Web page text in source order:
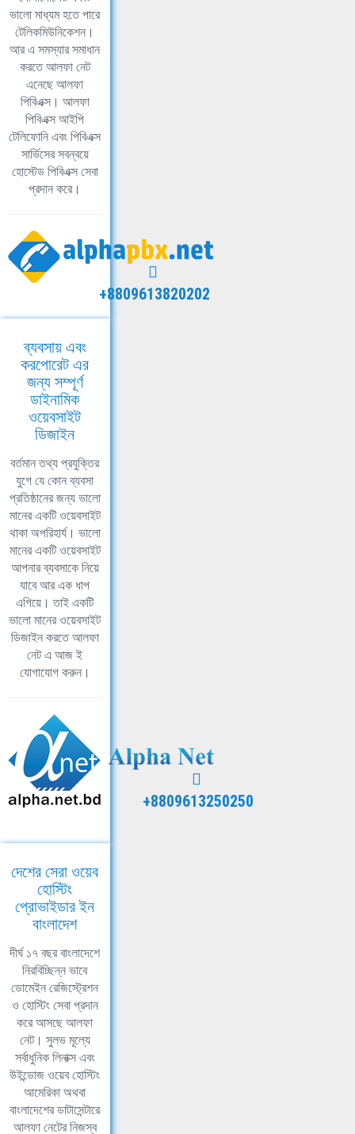
ভালো মাধ্যম হতে পারে
টেলিকমিউনিকেশন।
আর এ সমস্যার সমাধান
করতে আলফা নেট
এনেছে আলফা
পিবিএক্স। আলফা
পিবিএক্স আইপি
টেলিফোনি এবং পিবিএক্স
সার্ভিসের সবন্বয়ে
হোস্টেড পিবিএক্স সেবা
প্রদান করে।
+8809613820202
ব্যবসায় এবং
করপোরেট এর
জন্য সম্পূর্ণ
ডাইনামিক
ওয়েবসাইট
ডিজাইন
বর্তমান তথ্য প্রযুক্তির
যুগে যে কোন ব্যবসা
প্রতিষ্ঠানের জন্য ভালো
মানের একটি ওয়েবসাইট
থাকা অপরিহার্য। ভালো
মানের একটি ওয়েবসাইট
আপনার ব্যবসাকে নিয়ে
যাবে আর এক ধাপ
এগিয়ে। তাই একটি
ভালো মানের ওয়েবসাইট
ডিজাইন করতে আলফা
নেট এ আজ ই
যোগাযোগ করুন।
+8809613250250
দেশের সেরা ওয়েব
হোস্টিং
প্রোভাইডার ইন
বাংলাদেশ
দীর্ঘ ১৭ বছর বাংলাদেশে
নিরবিচ্ছিন্ন ভাবে
ডোমেইন রেজিস্ট্রেশন
ও হোস্টিং সেবা প্রদান
করে আসছে আলফা
নেট। সুলভ মূল্যে
সর্বাধুনিক লিনাক্স এবং
উইন্ডোজ ওয়েব হোস্টিং
আমেরিকা অথবা
বাংলাদেশের ডাটাসেন্টারে
আলফা নেটের নিজস্ব